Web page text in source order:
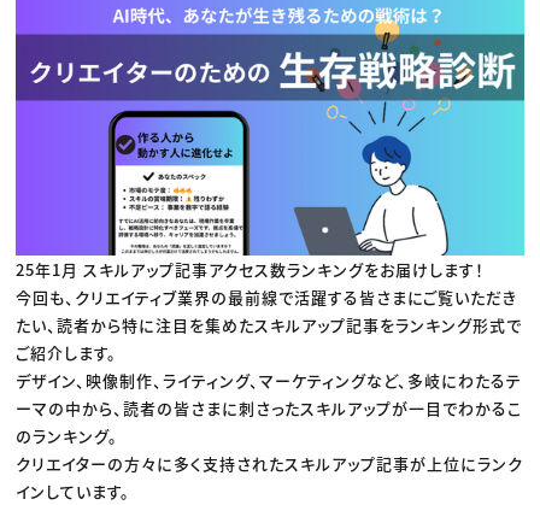
クリエイターインタビュー
C＆R Magazine
ニュース・トレンド トップ
Web
映像
ゲーム・エンタメ
広告
CREATIVE VILLAGEからのお知らせ
プロフェッショナル×つながる×メディア
25年1月 スキルアップ記事アクセス数ランキングをお届けします！
今回も、クリエイティブ業界の最前線で活躍する皆さまにご覧いただき
たい、読者から特に注目を集めたスキルアップ記事をランキング形式で
ご紹介します。
デザイン、映像制作、ライティング、マーケティングなど、多岐にわたるテ
ーマの中から、読者の皆さまに刺さったスキルアップが一目でわかるこ
のランキング。
クリエイターの方々に多く支持されたスキルアップ記事が上位にランク
インしています。